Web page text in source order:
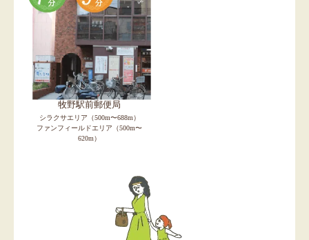
牧野駅前郵便局
シラクサエリア（500m〜688m）
ファンフィールドエリア（500m〜
620m）